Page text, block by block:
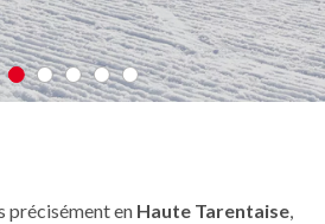
précisément en Haute Tarentaise,